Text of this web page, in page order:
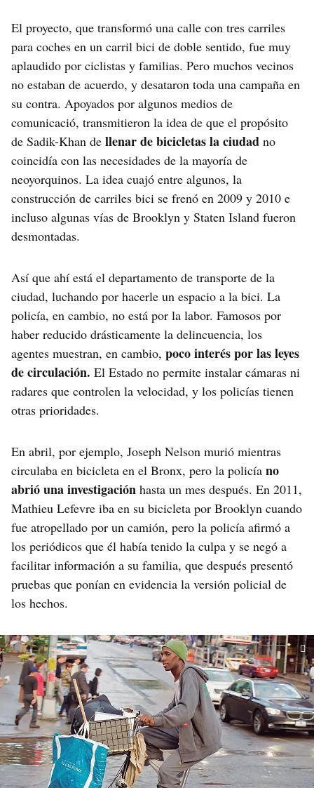
El proyecto, que transformó una calle con tres carriles
para coches en un carril bici de doble sentido, fue muy
aplaudido por ciclistas y familias. Pero muchos vecinos
no estaban de acuerdo, y desataron toda una campaña en
su contra. Apoyados por algunos medios de
comunicació, transmitieron la idea de que el propósito
de Sadik-Khan de llenar de bicicletas la ciudad no
coincidía con las necesidades de la mayoría de
neoyorquinos. La idea cuajó entre algunos, la
construcción de carriles bici se frenó en 2009 y 2010 e
incluso algunas vías de Brooklyn y Staten Island fueron
desmontadas.
Así que ahí está el departamento de transporte de la
ciudad, luchando por hacerle un espacio a la bici. La
policía, en cambio, no está por la labor. Famosos por
haber reducido drásticamente la delincuencia, los
agentes muestran, en cambio, poco interés por las leyes
de circulación. El Estado no permite instalar cámaras ni
radares que controlen la velocidad, y los policías tienen
otras prioridades.
En abril, por ejemplo, Joseph Nelson murió mientras
circulaba en bicicleta en el Bronx, pero la policía no
abrió una investigación hasta un mes después. En 2011,
Mathieu Lefevre iba en su bicicleta por Brooklyn cuando
fue atropellado por un camión, pero la policía afirmó a
los periódicos que él había tenido la culpa y se negó a
facilitar información a su familia, que después presentó
pruebas que ponían en evidencia la versión policial de
los hechos.